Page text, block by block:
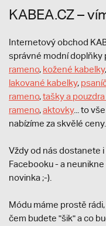
KABEA.CZ –
Internetový obchod
správné modní doplňky
rameno, kožené kabelky,
lakované kabelky,
rameno,tašky a
rameno,aktovky... to
nabízíme za skvělé ceny.
Vždy od nás dostanete i
Facebooku - a
novinka ;-).
Módu máme prostě
čem budete "šik" a co